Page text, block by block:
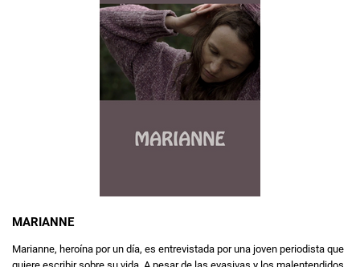
MARIANNE
Marianne, heroína por un día, es entrevistada por una joven periodista que